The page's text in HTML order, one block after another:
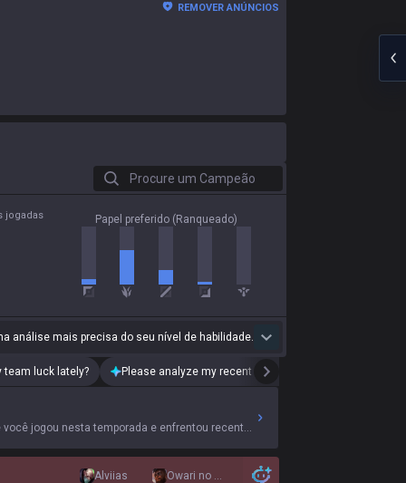
REMOVER ANÚNCIOS
Procure um Campeão
jogadas Papel preferido (Ranqueado)
análise mais precisa do seu nível de habilidade.
team luck lately? Please analyze my recent playstyle.
jogou nesta temporada e enfrentou recentemente.
Alviias
Owari no Briar